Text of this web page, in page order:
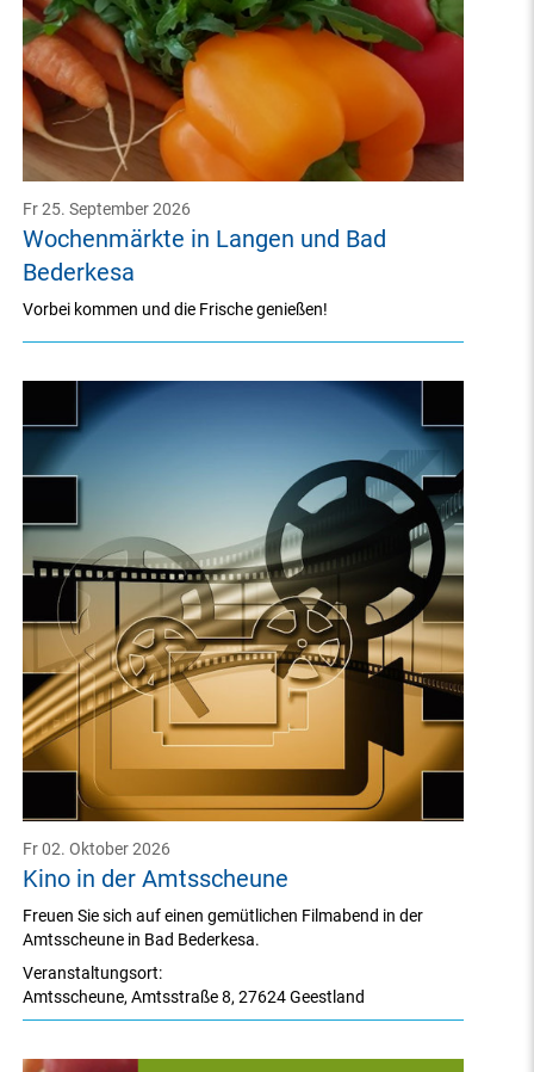
Wochenmärkte in Langen und Bad
Bederkesa
Fr 25. September 2026
Vorbei kommen und die Frische genießen!
Kino in der Amtsscheune
Fr 02. Oktober 2026
Veranstaltungsort:
Amtsscheune,Amtsstraße 8,27624 Geestland
Freuen Sie sich auf einen gemütlichen Filmabend in der
Amtsscheune in Bad Bederkesa.